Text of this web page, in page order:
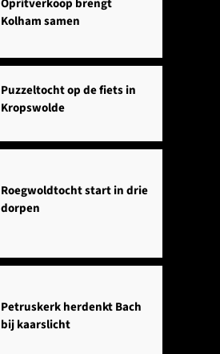
Opritverkoop brengt
Kolham samen
Puzzeltocht op de fiets in
Kropswolde
Roegwoldtocht start in drie
dorpen
Petruskerk herdenkt Bach
bij kaarslicht